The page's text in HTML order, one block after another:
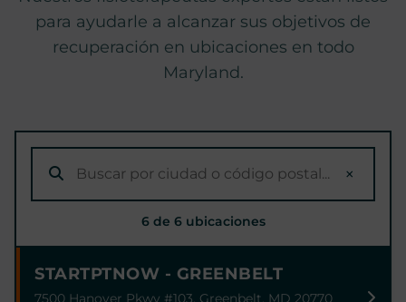
para ayudarle a alcanzar sus objetivos de
recuperación en ubicaciones en todo
Maryland.
×
6 de 6 ubicaciones
STARTPTNOW - GREENBELT